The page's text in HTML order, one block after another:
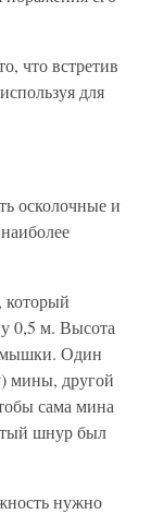
что встретив
для
осколочные и
который
0,5 м. Высота
Один
мины, другой
сама мина
шнур был
нужно